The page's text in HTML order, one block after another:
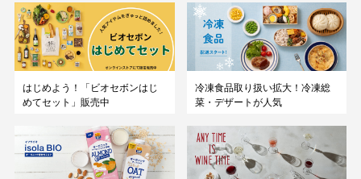
はじめよう！「ビオセボンはじ
めてセット」販売中
冷凍食品取り扱い拡大！冷凍総
菜・デザートが人気